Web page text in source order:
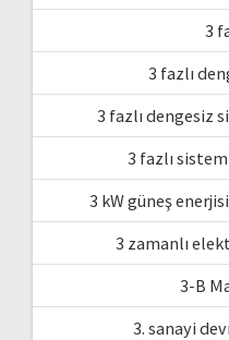
3
3 fazlı
3 fazlı dengesiz
3 fazlı
3 kW güneş
3 zamanlı
3-B
3. sanayi